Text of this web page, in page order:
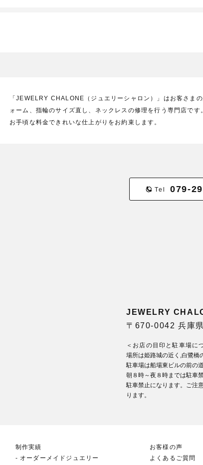
「JEWELRY CHALONE（ジュエリーシャロン）」はお客さま
ォーム、指輪のサイズ直し、ネックレスの修理を行う専門店です
お手頃な料金できれいな仕上がりをお約束します。
Tel 079-
JEWELRY
〒670-0042 兵庫
＜お店の目印と駐車場に
場所は姫路城の近く,白鷺橋
駐車場は船場東ビルの前の
朝８時～夜８時までは駐車
駐車禁止になります。ご注
ります。
制作実績
オーダーメイドジュエリー
お客様の声
よくあるご質問